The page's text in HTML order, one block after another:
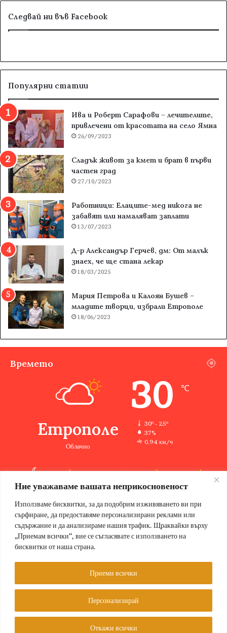
Ние уважаваме вашата неприкосновеност
Използваме бисквитки, за да подобрим изживяването ви при
сърфиране, да предоставяме персонализирани реклами или
съдържание и да анализираме нашия трафик. Щраквайки върху
„Приемам всички“, вие се съгласявате с използването на
бисквитки от наша страна.
Персонализирай
Откажи всички
Приеми всички
Следвай ни във Facebook
Популярни статии
Ива и Роберт Сарафови – лечителите,
привлечени от красотата на село Ямна
26/09/2023
Сладък живот за кмет и брат в първи
частен град
27/10/2023
Работници: Елаците-мед никога не
забавят или намаляват заплати
13/07/2023
Д-р Александър Герчев, дм: От малък
знаех, че ще стана лекар
18/03/2025
Мария Петрова и Калоян Бушев –
младите творци, избрали Етрополе
18/06/2023
Времето
Етрополе
Облачно
30 ℃
30º - 25º
37%
0.94 км/ч
30 ℃ 34 ℃ 32 ℃ 35 ℃
© Copyright 2026, Всички права запазени Етрополе за хората |
Designed by ZWEBSolutions
Условия за ползване
Facebook